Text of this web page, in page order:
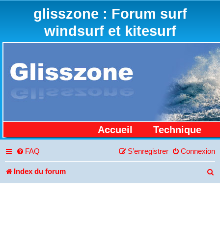
glisszone : Forum surf
windsurf et kitesurf
Accueil Technique
FAQ Connexion
S’enregistrer
Index du forum